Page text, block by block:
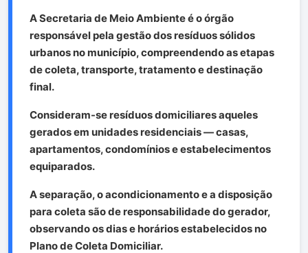
A Secretaria de Meio Ambiente é o órgão
responsável pela gestão dos resíduos sólidos
urbanos no município, compreendendo as etapas
de coleta, transporte, tratamento e destinação
final.
Consideram-se resíduos domiciliares aqueles
gerados em unidades residenciais — casas,
apartamentos, condomínios e estabelecimentos
equiparados.
A separação, o acondicionamento e a disposição
para coleta são de responsabilidade do gerador,
observando os dias e horários estabelecidos no
Plano de Coleta Domiciliar.